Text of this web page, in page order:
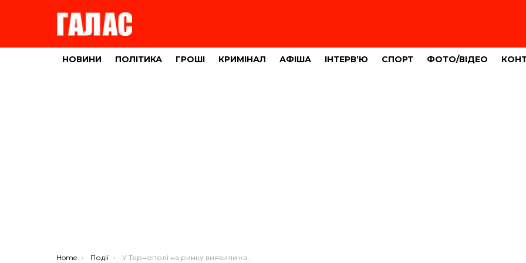
НОВИНИ ПОЛІТИКА ГРОШІ КРИМІНАЛ АФІША ІНТЕРВ’Ю СПОРТ ФОТО/ВІДЕО
You are here:
Home Події У Тернополі на ринку виявили картоплю з перевищеним рівнем нітратів